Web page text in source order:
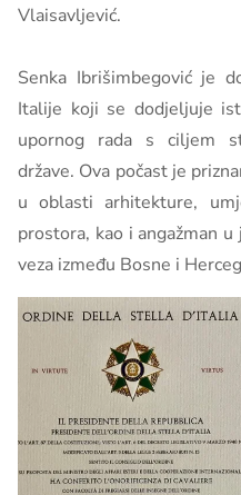
Vlaisavljević.
Senka Ibrišimbegović je
Italije koji se dodjeljuje
upornog rada s ciljem
države. Ova počast je
u oblasti arhitekture,
prostora, kao i angažman
veza između Bosne i